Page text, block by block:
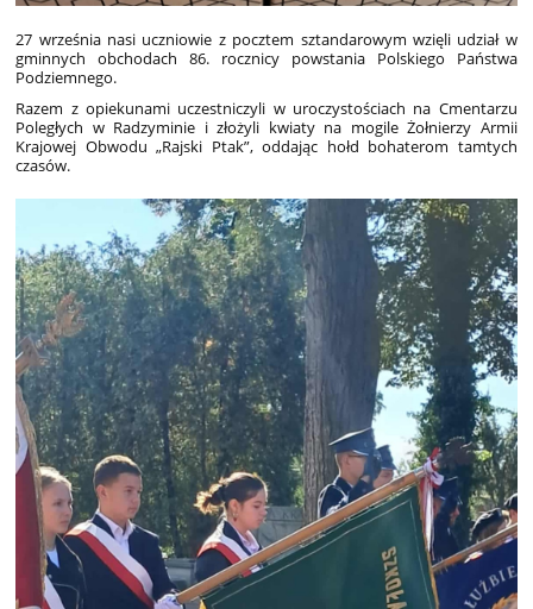
27 września nasi uczniowie z pocztem sztandarowym wzięli udział w
gminnych obchodach 86. rocznicy powstania Polskiego Państwa
Podziemnego.
Razem z opiekunami uczestniczyli w uroczystościach na Cmentarzu
Poległych w Radzyminie i złożyli kwiaty na mogile Żołnierzy Armii
Krajowej Obwodu „Rajski Ptak”, oddając hołd bohaterom tamtych
czasów.